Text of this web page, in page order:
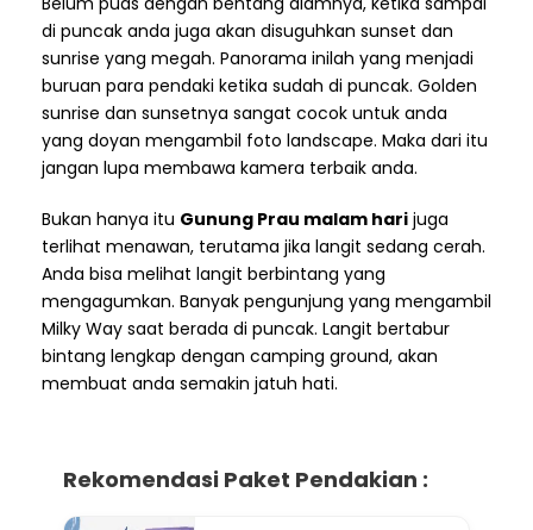
di puncak anda juga akan disuguhkan sunset dan
sunrise yang megah. Panorama inilah yang menjadi
buruan para pendaki ketika sudah di puncak. Golden
sunrise dan sunsetnya sangat cocok untuk anda
yang doyan mengambil foto landscape. Maka dari itu
jangan lupa membawa kamera terbaik anda.
Bukan hanya itu Gunung Prau malam hari juga
terlihat menawan, terutama jika langit sedang cerah.
Anda bisa melihat langit berbintang yang
mengagumkan. Banyak pengunjung yang mengambil
Milky Way saat berada di puncak. Langit bertabur
bintang lengkap dengan camping ground, akan
membuat anda semakin jatuh hati.
Rekomendasi Paket Pendakian :